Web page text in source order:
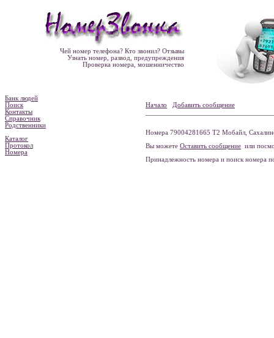
Чей номер телефона? Кто звонил? Отзывы
Узнать номер, развод, предупреждения
Проверка номера, мошенничество
Банк людей
Поиск
Контакты
Справочник
Родственники
Каталог
Протокол
Номера
Начало Добавить сообщение
Номера 79004281665 Т2 Мобайл,
Вы можете Оставить сообщение или
Принадлежность номера и поиск номера